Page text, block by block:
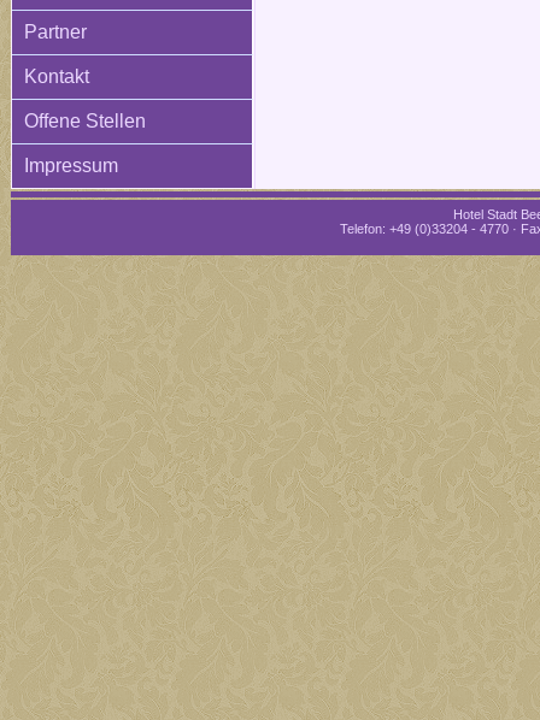
Partner
Kontakt
Offene Stellen
Impressum
Hotel Stadt
Telefon: +49 (0)33204 - 4770 ·